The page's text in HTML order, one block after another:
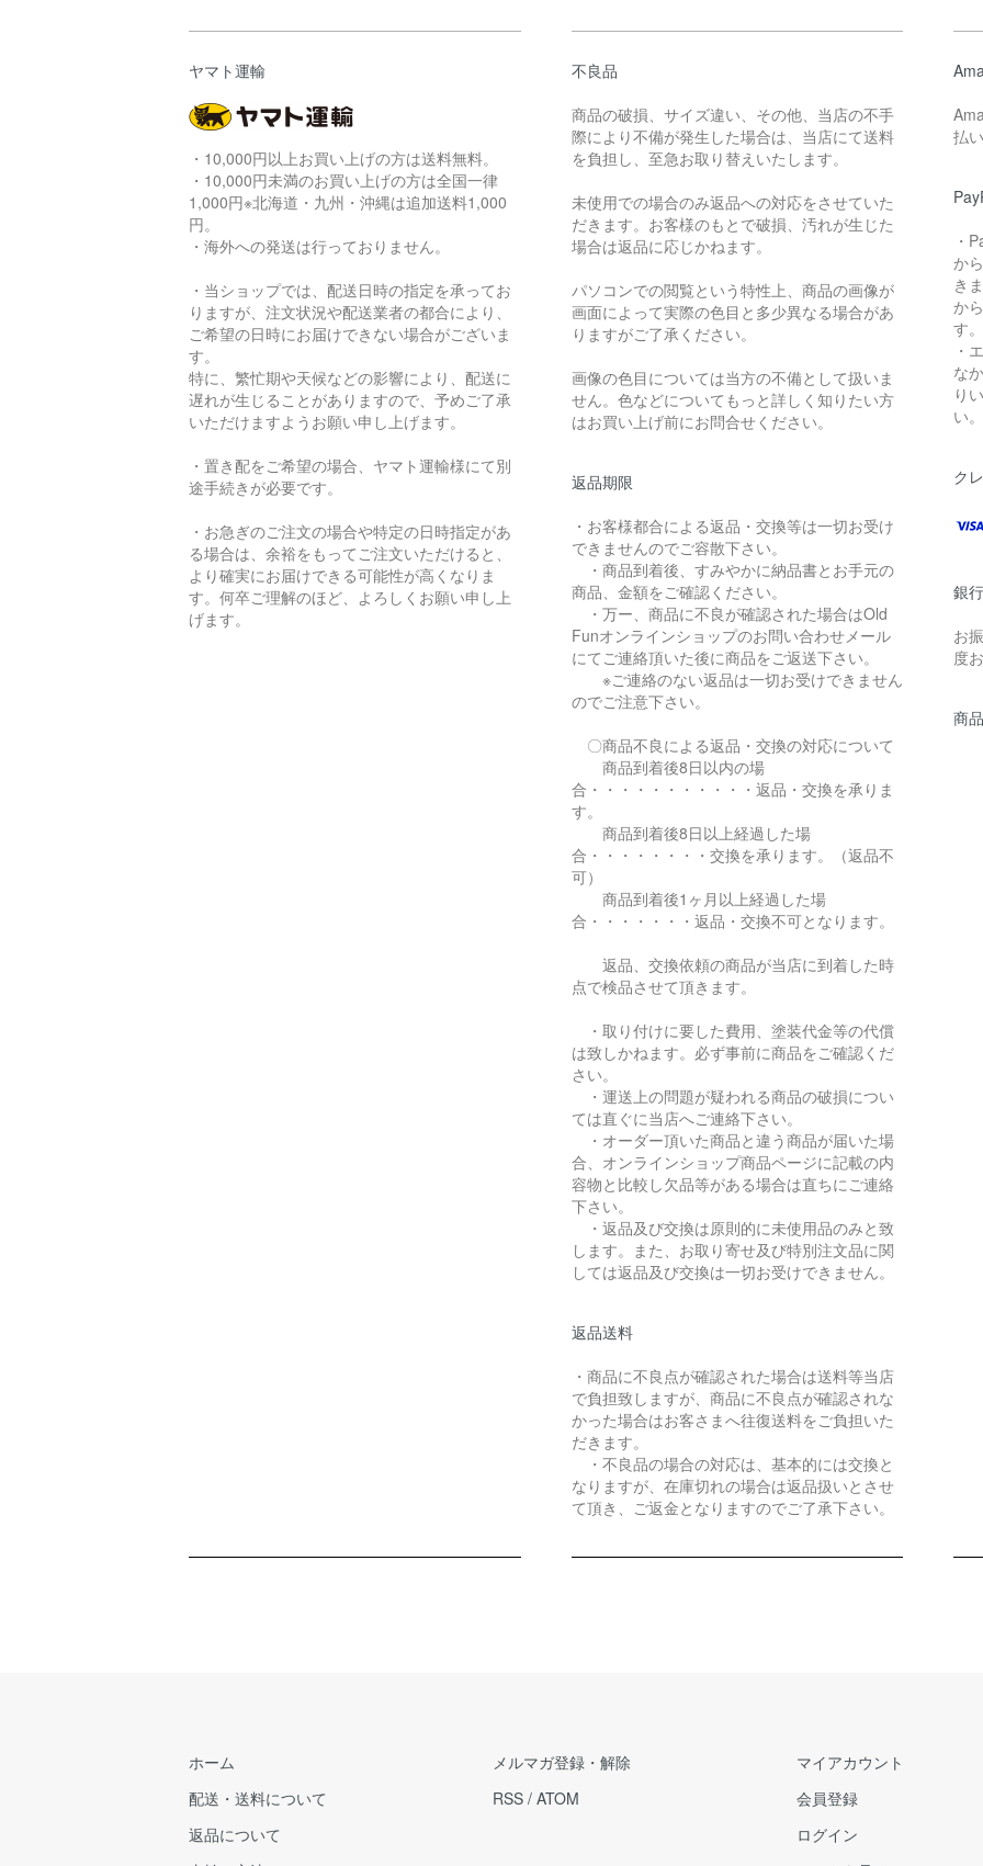
ヤマト運輸
・10,000円以上お買い上げの方は送料無料。
・10,000円未満のお買い上げの方は全国一律
1,000円※北海道・九州・沖縄は追加送料1,000
円。
・海外への発送は行っておりません。
・当ショップでは、配送日時の指定を承ってお
りますが、注文状況や配送業者の都合により、
ご希望の日時にお届けできない場合がございま
す。
特に、繁忙期や天候などの影響により、配送に
遅れが生じることがありますので、予めご了承
いただけますようお願い申し上げます。
・置き配をご希望の場合、ヤマト運輸様にて別
途手続きが必要です。
・お急ぎのご注文の場合や特定の日時指定があ
る場合は、余裕をもってご注文いただけると、
より確実にお届けできる可能性が高くなりま
す。何卒ご理解のほど、よろしくお願い申し上
げます。
不良品
商品の破損、サイズ違い、その他、当店の不手
際により不備が発生した場合は、当店にて送料
を負担し、至急お取り替えいたします。
未使用での場合のみ返品への対応をさせていた
だきます。お客様のもとで破損、汚れが生じた
場合は返品に応じかねます。
パソコンでの閲覧という特性上、商品の画像が
画面によって実際の色目と多少異なる場合があ
りますがご了承ください。
画像の色目については当方の不備として扱いま
せん。色などについてもっと詳しく知りたい方
はお買い上げ前にお問合せください。
返品期限
・お客様都合による返品・交換等は一切お受け
できませんのでご容散下さい。
・商品到着後、すみやかに納品書とお手元の
商品、金額をご確認ください。
・万ー、商品に不良が確認された場合はOld
Funオンラインショップのお問い合わせメール
にてご連絡頂いた後に商品をご返送下さい。
※ご連絡のない返品は一切お受けできません
のでご注意下さい。
〇商品不良による返品・交換の対応について
商品到着後8日以内の場
合・・・・・・・・・・・返品・交換を承りま
す。
商品到着後8日以上経過した場
合・・・・・・・・交換を承ります。（返品不
可）
商品到着後1ヶ月以上経過した場
合・・・・・・・返品・交換不可となります。
返品、交換依頼の商品が当店に到着した時
点で検品させて頂きます。
・取り付けに要した費用、塗装代金等の代償
は致しかねます。必ず事前に商品をご確認くだ
さい。
・運送上の問題が疑われる商品の破損につい
ては直ぐに当店へご連絡下さい。
・オーダー頂いた商品と違う商品が届いた場
合、オンラインショップ商品ページに記載の内
容物と比較し欠品等がある場合は直ちにご連絡
下さい。
・返品及び交換は原則的に未使用品のみと致
します。また、お取り寄せ及び特別注文品に関
しては返品及び交換は一切お受けできません。
返品送料
・商品に不良点が確認された場合は送料等当店
で負担致しますが、商品に不良点が確認されな
かった場合はお客さまへ往復送料をご負担いた
だきます。
・不良品の場合の対応は、基本的には交換と
なりますが、在庫切れの場合は返品扱いとさせ
て頂き、ご返金となりますのでご了承下さい。
払
・
か
き
か
す。
・
な
り
い。
ク
銀
お
度
商
ホーム
配送・送料について
返品について
メルマガ登録・解除
RSS / ATOM
マイアカウント
会員登録
ログイン